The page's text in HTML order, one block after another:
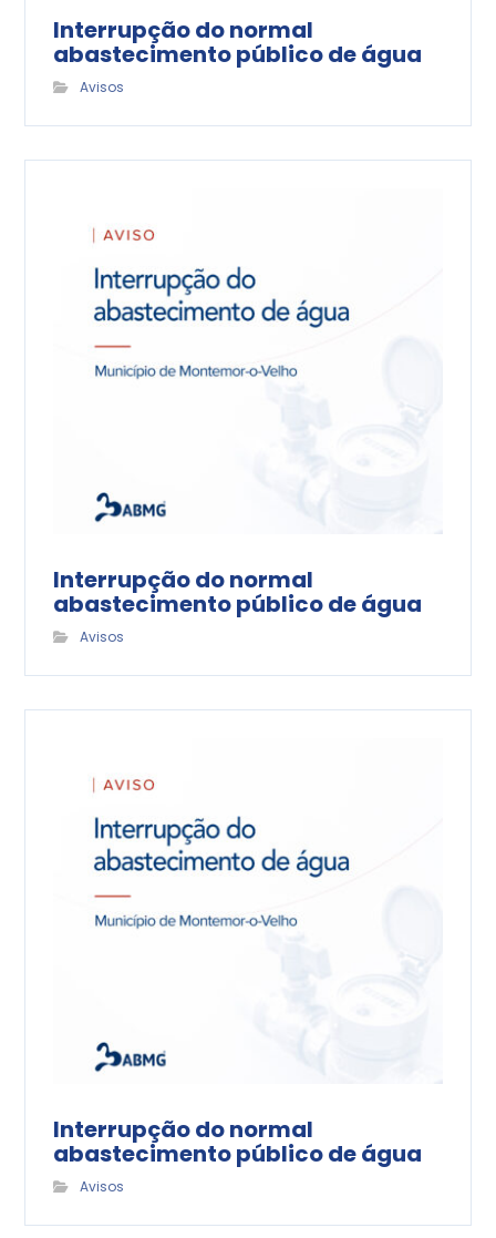
Interrupção do normal
abastecimento público de água
Avisos
Interrupção do normal
abastecimento público de água
Avisos
Interrupção do normal
abastecimento público de água
Avisos